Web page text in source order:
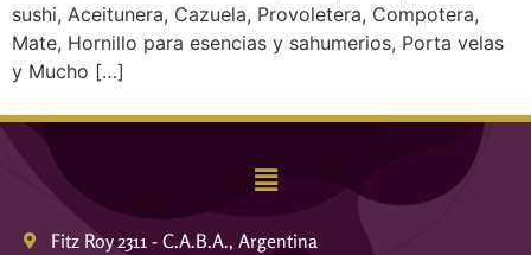
sushi, Aceitunera, Cazuela, Provoletera, Compotera,
Mate, Hornillo para esencias y sahumerios, Porta velas
y Mucho […]
Fitz Roy 2311 - C.A.B.A., Argentina